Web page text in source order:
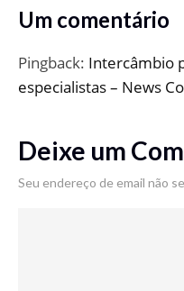
Um comentário
Pingback: Intercâmbio
especialistas – News
Deixe um
Seu endereço de email não